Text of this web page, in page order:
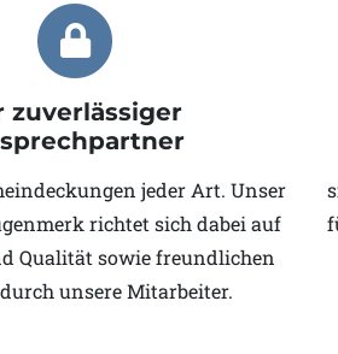
zuverlässiger
jeder Art. Unser
richtet sich dabei auf
Qualität sowie freundlichen
unsere Mitarbeiter.